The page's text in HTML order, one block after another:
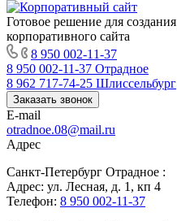
Готовое решение для создания
корпоративного сайта
8 950 002-11-37
8 950 002-11-37 Отрадное
8 962 717-74-25 Шлиссельбург
Заказать звонок
E-mail
otradnoe.08@mail.ru
Адрес
Санкт-Петербург Отрадное :
Адрес: ул. Лесная, д. 1, кп 4
Телефон: 8 950 002-11-37